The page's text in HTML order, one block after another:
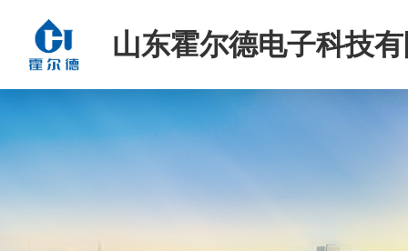
山东霍尔德电子科技